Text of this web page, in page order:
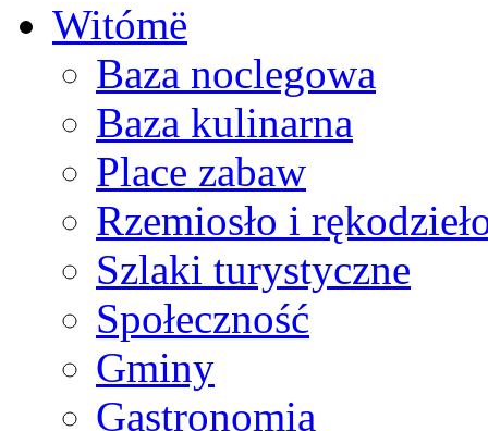
Witómë
Baza noclegowa
Baza kulinarna
Place zabaw
Rzemiosło i
Szlaki turystyczne
Społeczność
Gminy
Gastronomia